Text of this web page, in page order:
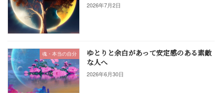
2026年7月2日
魂・本当の自分
ゆとりと余白があって安定感のある素敵
な人へ
2026年6月30日